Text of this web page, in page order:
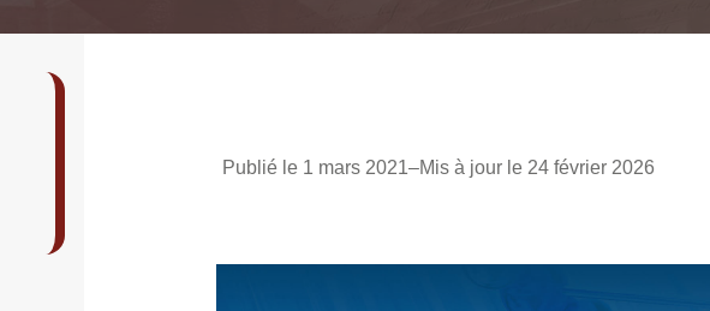
Publié le 1 mars 2021–Mis à jour le 24 février 2026